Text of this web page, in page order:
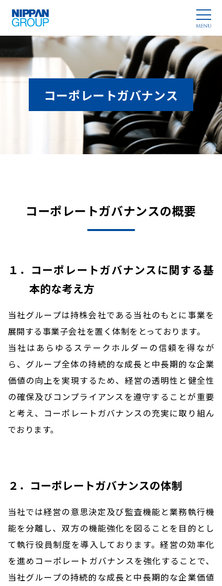
コーポレートガバナンス
コーポレートガバナンスの概要
１．コーポレートガバナンスに関する基
本的な考え方
当社グループは持株会社である当社のもとに事業を
展開する事業子会社を置く体制をとっております。
当社はあらゆるステークホルダーの信頼を得なが
ら、グループ全体の持続的な成長と中長期的な企業
価値の向上を実現するため、経営の透明性と健全性
の確保及びコンプライアンスを遵守することが重要
と考え、コーポレートガバナンスの充実に取り組ん
でおります。
２．コーポレートガバナンスの体制
当社では経営の意思決定及び監査機能と業務執行機
能を分離し、双方の機能強化を図ることを目的とし
て執行役員制度を導入しております。経営の効率化
を進めコーポレートガバナンスを強化することで、
当社グループの持続的な成長と中長期的な企業価値